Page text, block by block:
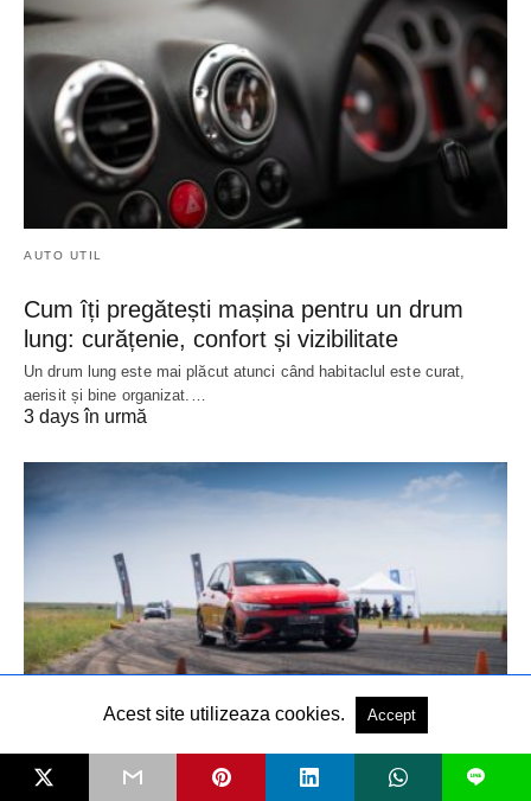
AUTO UTIL
Cum îți pregătești mașina pentru un drum
lung: curățenie, confort și vizibilitate
Un drum lung este mai plăcut atunci când habitaclul este curat,
aerisit și bine organizat.…
3 days în urmă
ȘTIRI
Acest site utilizeaza cookies. Accept